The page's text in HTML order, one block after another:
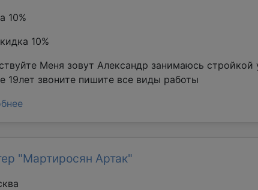
10%
10%
Меня зовут Александр занимаюсь стройкой
19лет звоните пишите все виды работы
"Мартиросян Артак"